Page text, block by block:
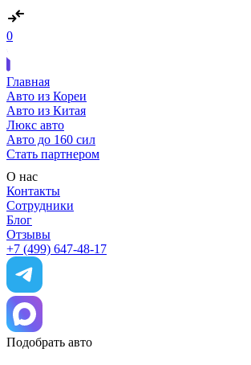
0
Главная
Авто из Кореи
Авто из Китая
Люкс авто
Авто до 160 сил
Стать партнером
О нас
Контакты
Сотрудники
Блог
Отзывы
+7 (499) 647-48-17
Подобрать авто